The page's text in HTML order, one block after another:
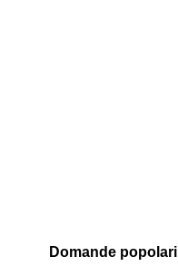
Domande popolari